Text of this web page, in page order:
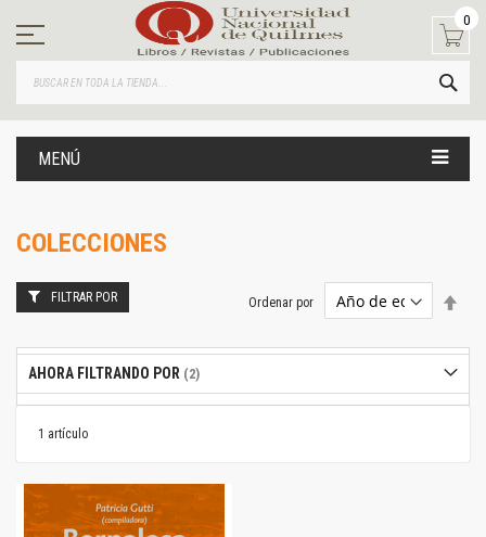
contenido
0
MENÚ
COLECCIONES
1 artículo
Ordenar por
FILTRAR POR
AHORA FILTRANDO POR